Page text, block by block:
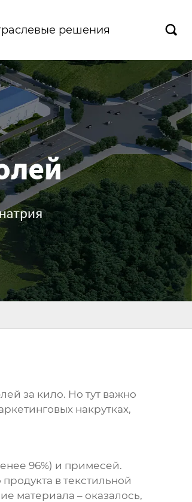
решения 
за кило. Но тут важно
накрутках,
96%) и примесей.
в текстильной
материала – оказалось,